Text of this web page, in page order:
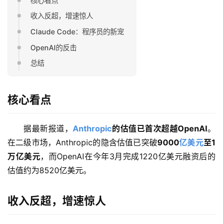
收入反超，增速惊人
Claude Code：程序员的新宠
OpenAI的反击
总结
核心看点
据最新报道，Anthropic的估值已首次超越OpenAI。
在二级市场，Anthropic的隐含估值已突破9000亿美元至1
万亿美元，而OpenAI在今年3月完成1220亿美元融资后的
估值约为8520亿美元。
收入反超，增速惊人